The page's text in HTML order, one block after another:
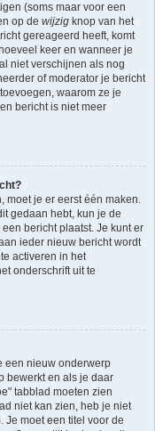
(soms maar voor een
op de wijzig knop van het
gereageerd heeft, komt
keer en wanneer je
niet verschijnen als nog
of moderator je bericht
waarom ze je
bericht is niet meer
moet je er eerst één maken.
gedaan hebt, kun je de
bericht plaatst. Je kunt er
ieder nieuw bericht wordt
activeren in het
onderschrift uit te
een nieuw onderwerp
bewerkt en als je daar
tabblad moeten zien
niet kan zien, heb je niet
Je moet een titel voor de